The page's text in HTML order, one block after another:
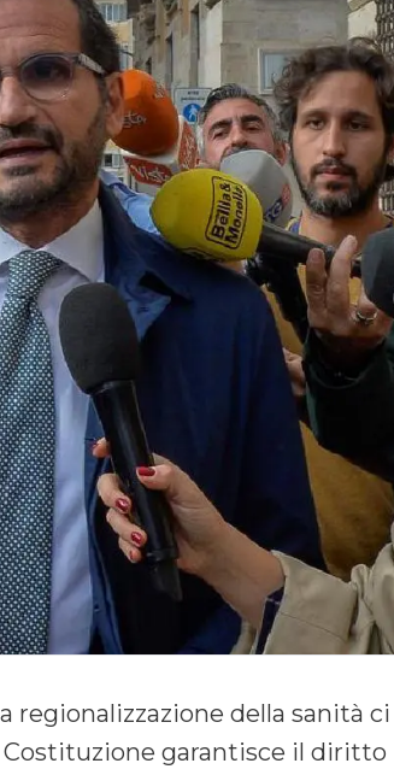
regionalizzazione della sanità
Costituzione garantisce il diritto